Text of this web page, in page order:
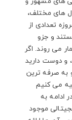
های مختلف،
تعدادی از
و جزو
می روند. اگر
و دوست دارید
به صرفه ترین
می کنیم
ادامه به
موجود